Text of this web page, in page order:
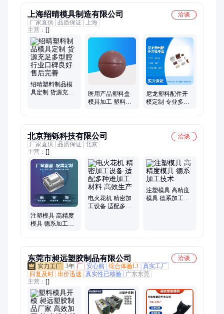
上海绍晴模具制造有限公司
洽谈
厂家直供 品质保证
上海
主营： []
绍晴塑料制品模
具定制 货源充足
医用产品塑料盒
模具加工 塑料产
尼龙塑料配件开
模定制 专业多型
北京翔铄科技有限公司
洽谈
厂家直供 品质保证 北京
主营： []
注塑模具 高精度
模具 德系加工技
电火花机 精密加
工设备 适配多种
注塑模具 高精度
模具 德系加工技
东莞市昶远塑胶制品有限公司
洽谈
3年 厂 安心购 综合体验L1 真实工厂
回复及时 出价迅速 真实性已核验
广东东莞
主营： []